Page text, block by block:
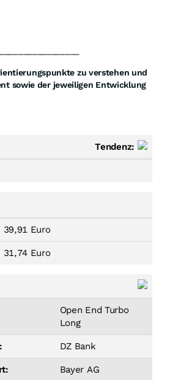
zu verstehen und
sowie der jeweiligen Entwicklung
Tendenz:
39,91 Euro
31,74 Euro
Open End Turbo
Long
DZ Bank
Bayer AG